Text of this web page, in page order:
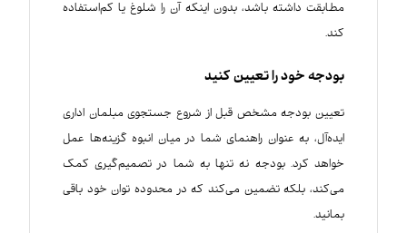
مطابقت داشته باشد، بدون اینکه آن را شلوغ یا کم‌استفاده
کند.
بودجه خود را تعیین کنید
تعیین بودجه مشخص قبل از شروع جستجوی مبلمان اداری
ایده‌آل، به عنوان راهنمای شما در میان انبوه گزینه‌ها عمل
خواهد کرد. بودجه نه تنها به شما در تصمیم‌گیری کمک
می‌کند، بلکه تضمین می‌کند که در محدوده توان خود باقی
بمانید.